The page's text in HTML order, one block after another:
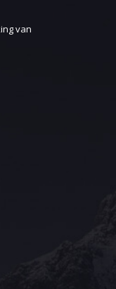
van